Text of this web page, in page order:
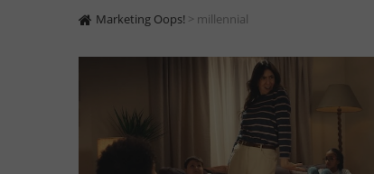
Marketing Oops! > millennial